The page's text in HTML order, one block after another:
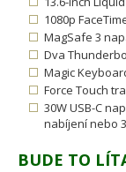
1080p
MagSafe 3
Dva
Magic
Force Touch
30W USB-C
nabíjení nebo
BUDE TO